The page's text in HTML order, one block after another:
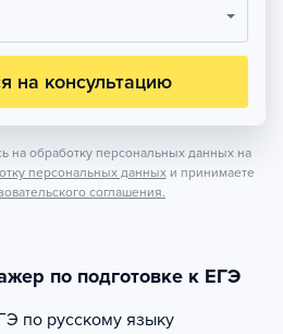
на консультацию
на обработку персональных данных на
персональных данных и принимаете
соглашения.
по подготовке к ЕГЭ
по русскому языку